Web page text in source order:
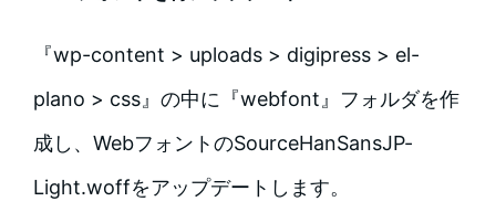
『wp-content > uploads > digipress > el-
plano > css』の中に『webfont』フォルダを作
成し、WebフォントのSourceHanSansJP-
Light.woffをアップデートします。